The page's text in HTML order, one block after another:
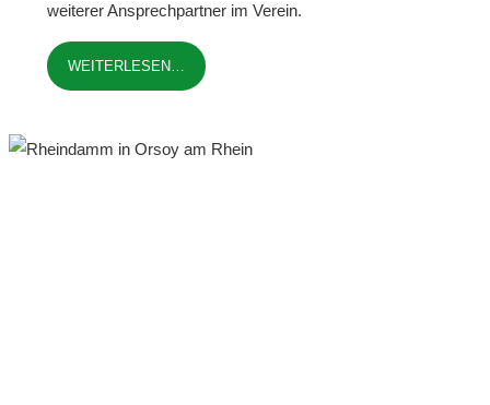
weiterer Ansprechpartner im Verein.
WEITERLESEN…